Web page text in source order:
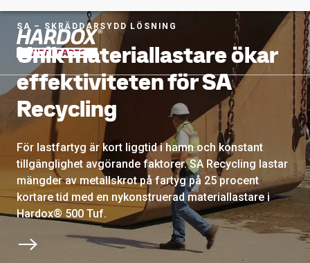
Till startsidan
SA – SKRÄDDARSYDD LÖSNING
Unik materiallastare ökar
effektiviteten för SA
Recycling
För lastfartyg är kort liggtid i hamn och konstant
tillgänglighet avgörande faktorer. SA Recycling lastar
mängder av metallskrot på fartyg på 25 procent
kortare tid med en nykonstruerad materiallastare i
Hardox® 500 Tuf.